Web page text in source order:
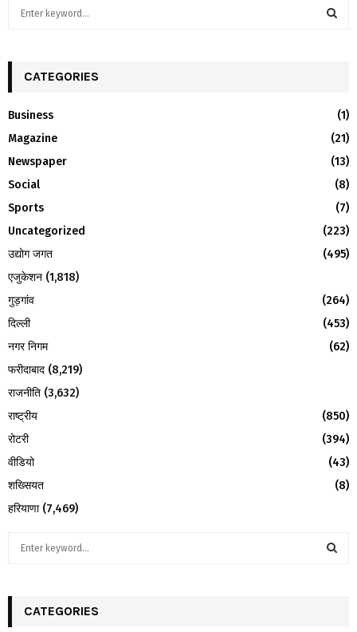
h
o
r
:
R
CATEGORIES
Business
(1)
Magazine
(21)
Newspaper
(13)
Social
(8)
Sports
(7)
Uncategorized
(223)
उद्योग जगत
(495)
एजुकेशन (1,818)
गुड़गांव
(264)
दिल्ली
(453)
नगर निगम
(62)
फरीदाबाद (8,219)
राजनीति (3,632)
राष्ट्रीय
(850)
रोटरी
(394)
वीडियो
(43)
शख्सियत
(8)
हरियाणा(7,469)
h
CATEGORIES